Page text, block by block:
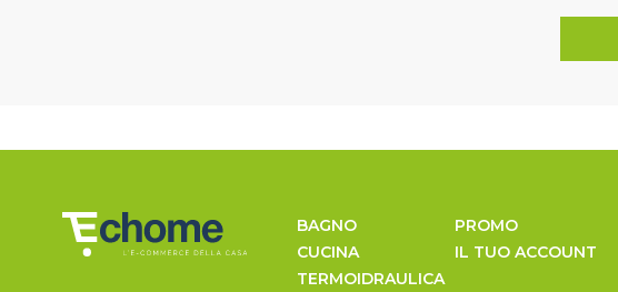
BAGNO
CUCINA
TERMOIDRAULICA
PROMO
IL TUO ACCOUNT